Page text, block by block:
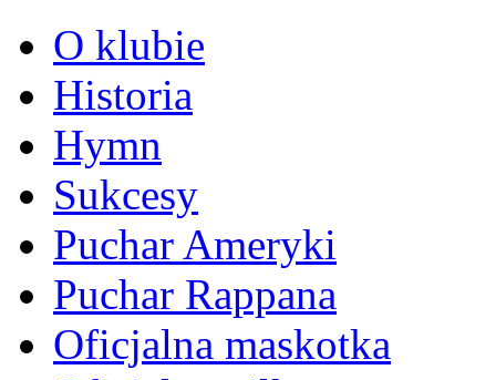
O klubie
Historia
Hymn
Sukcesy
Puchar Ameryki
Puchar Rappana
Oficjalna maskotka